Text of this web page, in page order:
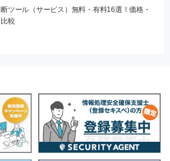
ツール（サービス）無料・有料16選！価格・
較